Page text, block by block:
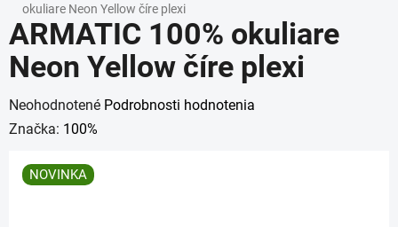
okuliare Neon Yellow číre plexi
ARMATIC 100% okuliare
Neon Yellow číre plexi
Priemerné
hodnotenie
Neohodnotené Podrobnosti hodnotenia
Značka: 100%
NOVINKA